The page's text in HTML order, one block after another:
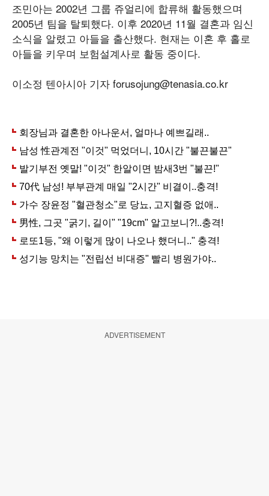
조민아는 2002년 그룹 쥬얼리에 합류해 활동했으며
2005년 팀을 탈퇴했다. 이후 2020년 11월 결혼과 임신
소식을 알렸고 아들을 출산했다. 현재는 이혼 후 홀로
아들을 키우며 보험설계사로 활동 중이다.
이소정 텐아시아 기자 forusojung@tenasia.co.kr
ADVERTISEMENT